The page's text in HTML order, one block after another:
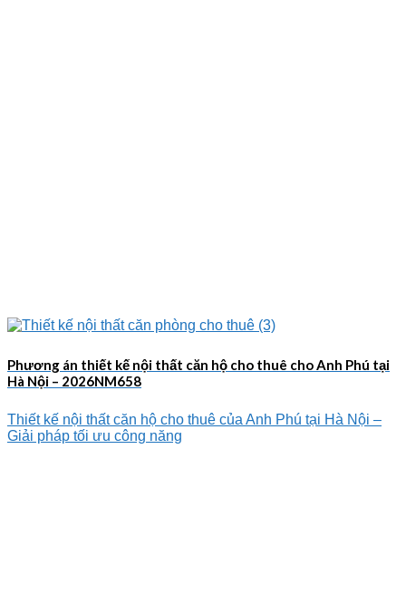
Phương án thiết kế nội thất căn hộ cho thuê cho Anh Phú tại
Hà Nội – 2026NM658
Thiết kế nội thất căn hộ cho thuê của Anh Phú tại Hà Nội –
Giải pháp tối ưu công năng